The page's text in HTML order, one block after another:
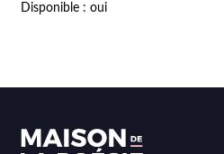
Disponible : oui